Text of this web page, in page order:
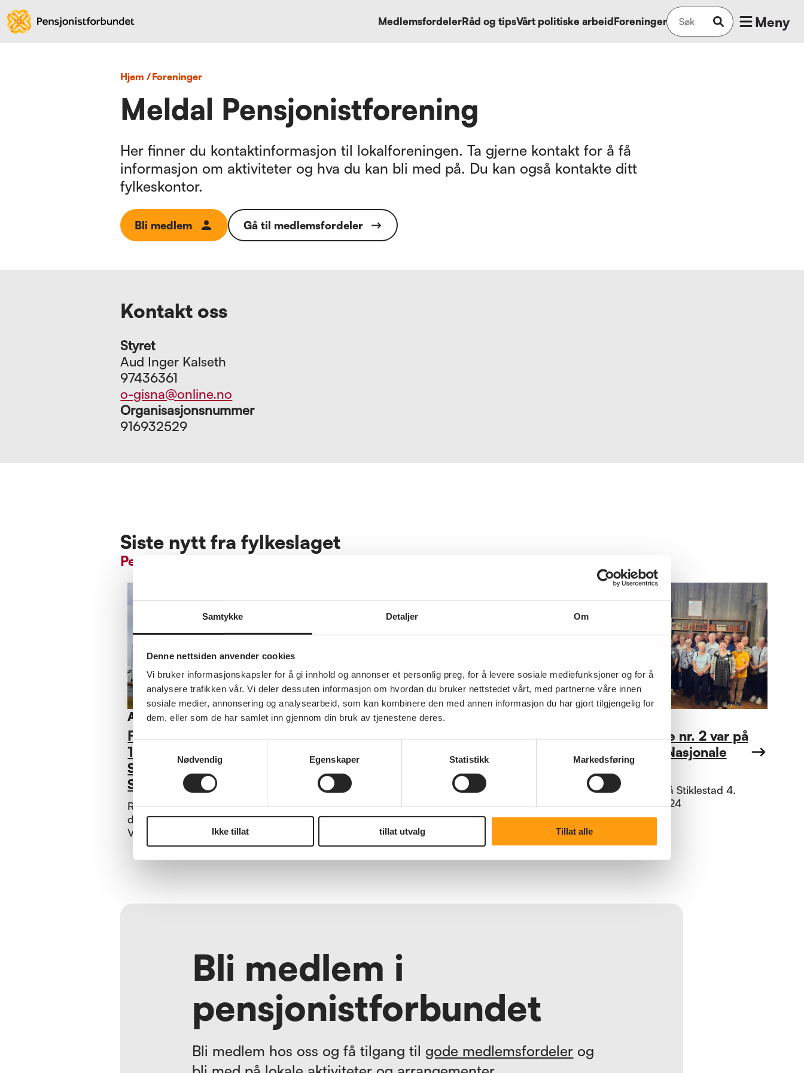
Samtykke Detaljer Om
Denne nettsiden anvender cookies
Vi bruker informasjonskapsler for å gi innhold og annonser et personlig preg, for å levere sosiale mediefunksjoner og for å
analysere trafikken vår. Vi deler dessuten informasjon om hvordan du bruker nettstedet vårt, med partnerne våre innen
sosiale medier, annonsering og analysearbeid, som kan kombinere den med annen informasjon du har gjort tilgjengelig for
dem, eller som de har samlet inn gjennom din bruk av tjenestene deres.
Samtykkevalg
Nødvendig
Egenskaper Statistikk Markedsføring
Ikke tillat tillat utvalg Tillat alle
MedlemsfordelerRåd og tipsVårt politiske arbeidForeninger Meny
Hjem/ foreninger
Meldal Pensjonistforening
Her finner du kontaktinformasjon til lokalforeningen. Ta gjerne kontakt for å få
informasjon om aktiviteter og hva du kan bli med på. Du kan også kontakte ditt
fylkeskontor.
Bli medlem Gå til medlemsfordeler
Kontakt oss
Styret
Aud Inger Kalseth
97436361
o-gisna@online.no
Organisasjonsnummer
916932529
Siste nytt fra fylkeslaget
Pensjonistforbundet Trøndelag
Annet
Fylkesårsmøte tirsdag
18.mars 2025 på
Scandic Hell hotell,
Stjørdal.
Registering av påmeldte
delegater fra kl. 0900.
Velkomsthilsen kl.1000. Første
innlegg for dagen er om
beredskap av Dag Otto Skar,
innlegg om medlemsfordeler.
Avslutter dagen kl.1700.
Annet
Kåseri om livet som
Pensjonist.
Stiklestad Nasjonale Kulturhus
22.oktober kl. 1200.
Regionmøte nr. 2 var på
Stiklestad Nasjonale
Kulturhus.
Regionmøte på Stiklestad 4.
september 2024
Bli medlem i
pensjonistforbundet
Bli medlem hos oss og få tilgang til gode medlemsfordeler og